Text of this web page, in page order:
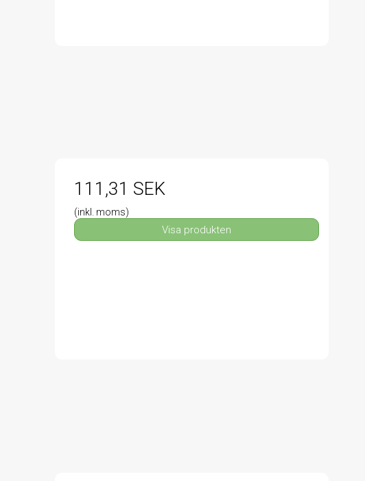
111,31 SEK
(inkl. moms)
Visa produkten